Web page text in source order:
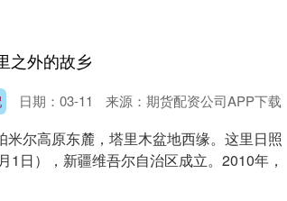
之外的故乡
日期：03-11 来源：期货配资公司APP下载
尔高原东麓，塔里木盆地西缘。这里日照
日），新疆维吾尔自治区成立。2010年，